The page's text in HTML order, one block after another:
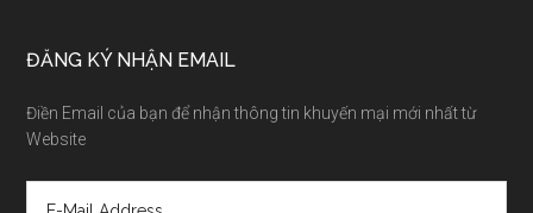
ĐĂNG KÝ NHẬN EMAIL
Điền Email của bạn để nhận thông tin khuyến mại mới nhất từ
Website